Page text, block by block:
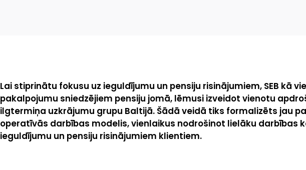
Lai stiprinātu fokusu uz ieguldījumu un pensiju risinājumiem, SEB kā
pakalpojumu sniedzējiem pensiju jomā, lēmusi izveidot vienotu
ilgtermiņa uzkrājumu grupu Baltijā. Šādā veidā tiks formalizēts jau
operatīvās darbības modelis, vienlaikus nodrošinot lielāku darbības
ieguldījumu un pensiju risinājumiem klientiem.